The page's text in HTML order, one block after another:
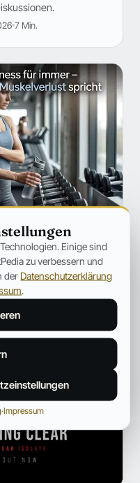
7 Min.
für immer
über
häufiger unter dem
werden.
Einige sind
zu verbessern und
der Datenschutzerklärung
·Impressum